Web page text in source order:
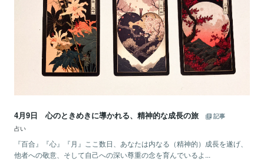
4月9日 心のときめきに導かれる、精神的な成長の旅
記事
占い
『百合』『心』『月』ここ数日、あなたは内なる（精神的）成長を遂げ、
他者への敬意、そして自己への深い尊重の念を育んでいるよ...